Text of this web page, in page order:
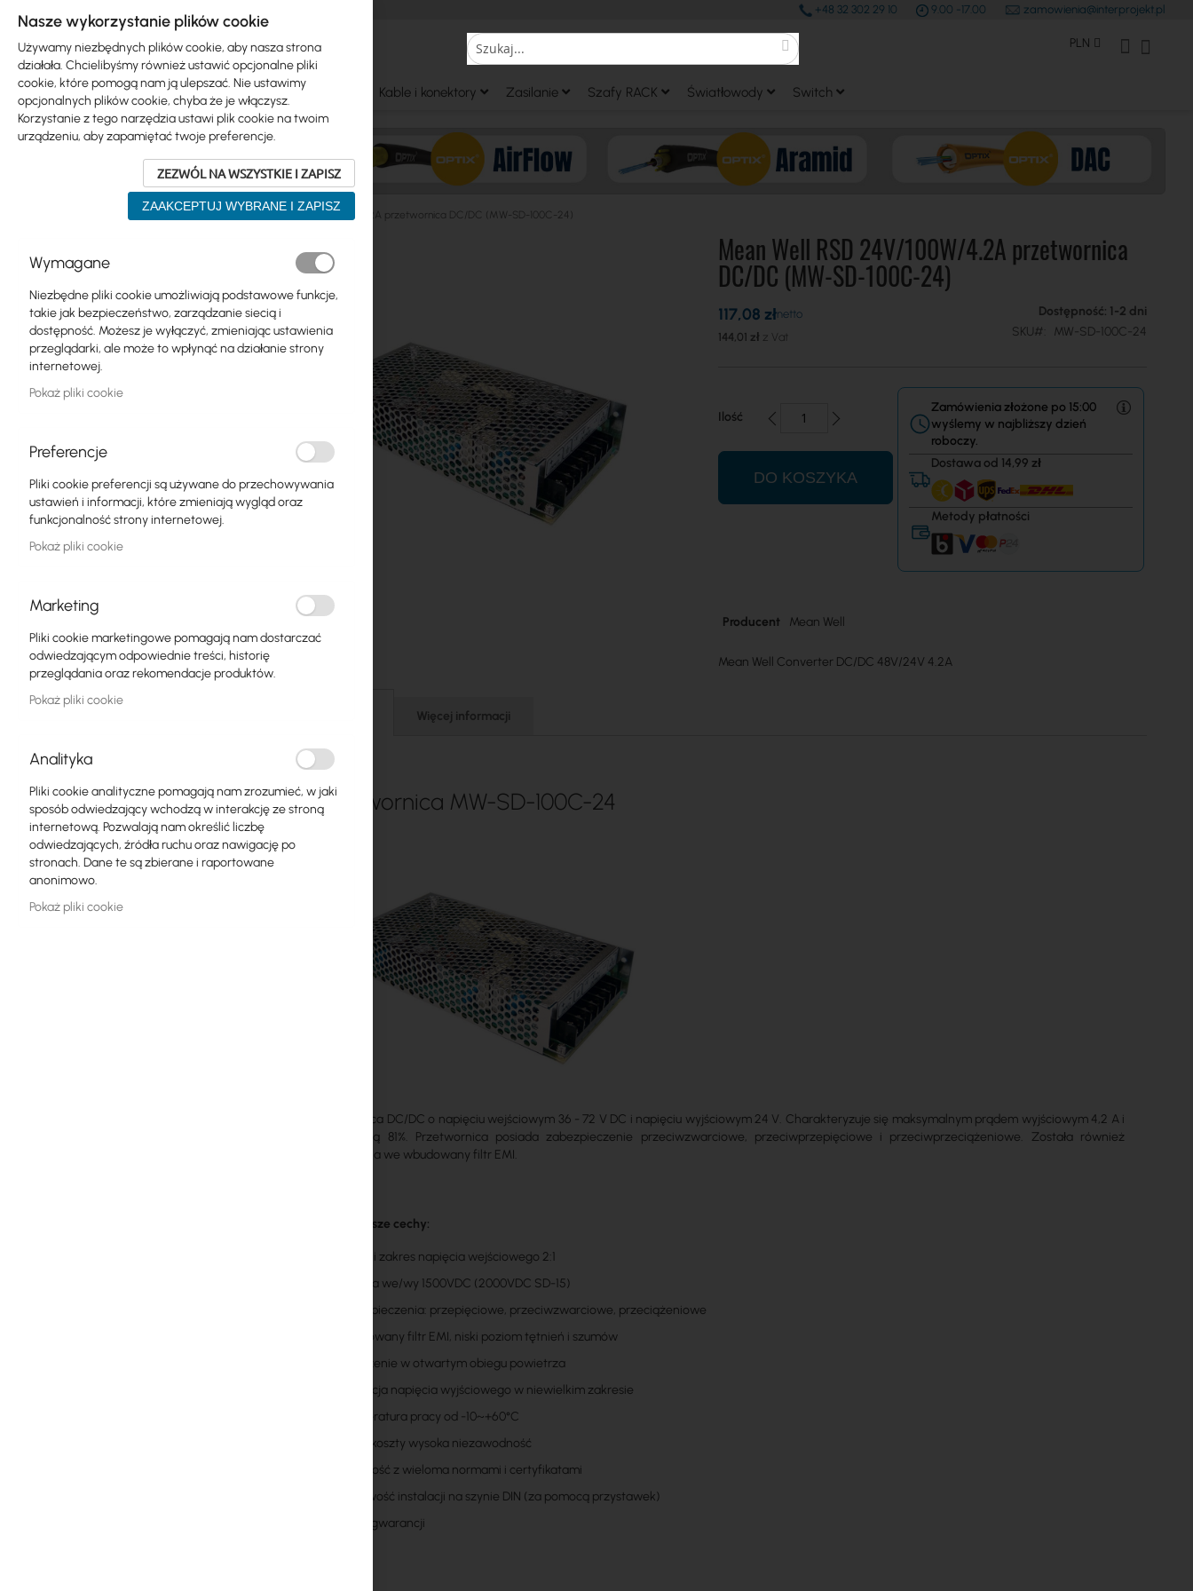
+48 32 302 29 10 9.00 -17.00 zamowienia@interprojekt.pl
Search
Search Waluta
PLN Konto Klienta
Ubiquiti Mikrotik WiFi & SOHO Kable i konektory Zasilanie Szafy RACK Światłowody Switch
Producenci Mean Well RSD 24V/100W/4.2A przetwornica DC/DC (MW-SD-100C-24)
Skip
product
list
Ubiquiti
Mikrotik
WiFi & SOHO
Anteny
Switch
Punkty dostępowe
Kable koncentryczne
Zasilanie
GPON
Kable LAN
Routery LAN
Licencje MikroTik
Monitoring, Smart Home IoT
Zewnętrzne urządzenia WiFi
na
galerii
Przejdź
na
Mean Well RSD 24V/100W/4.2A przetwornica
DC/DC (MW-SD-100C-24)
144,01 zł
117,08 zł
Dostępność: 1-2 dni
SKU
MW-SD-100C-24
Ilość
DO KOSZYKA
Zamówienia złożone po 15:00
wyślemy w najbliższy dzień
roboczy.
Dostawa od 14,99 zł
Metody płatności
Więcej
Producent Mean Well
Mean Well Converter DC/DC 48V/24V 4.2A
Więcej informacji
Przetwornica MW-SD-100C-24
Przetwornica DC/DC o napięciu wejściowym 36 - 72 V DC i napięciu wyjściowym 24 V. Charakteryzuje się maksymalnym prądem wyjściowym 4,2 A i
sprawnością 81%. Przetwornica posiada zabezpieczenie przeciwzwarciowe, przeciwprzepięciowe i przeciwprzeciążeniowe. Została również
wyposażona we wbudowany filtr EMI.
Najważniejsze cechy:
szeroki zakres napięcia wejściowego 2:1
izolacja we/wy 1500VDC (2000VDC SD-15)
zabezpieczenia: przepięciowe, przeciwzwarciowe, przeciążeniowe
wbudowany filtr EMI, niski poziom tętnień i szumów
chłodzenie w otwartym obiegu powietrza
regulacja napięcia wyjściowego w niewielkim zakresie
temperatura pracy od -10~+60°C
niskie koszty wysoka niezawodność
zgodność z wieloma normami i certyfikatami
możliwość instalacji na szynie DIN (za pomocą przystawek)
2 lata gwarancji
Nasze wykorzystanie plików cookie
Używamy niezbędnych plików cookie, aby nasza strona
działała. Chcielibyśmy również ustawić opcjonalne pliki
cookie, które pomogą nam ją ulepszać. Nie ustawimy
opcjonalnych plików cookie, chyba że je włączysz.
Korzystanie z tego narzędzia ustawi plik cookie na twoim
urządzeniu, aby zapamiętać twoje preferencje.
ZEZWÓL NA WSZYSTKIE I ZAPISZ
ZAAKCEPTUJ WYBRANE I ZAPISZ
Wymagane
Niezbędne pliki cookie umożliwiają podstawowe funkcje,
takie jak bezpieczeństwo, zarządzanie siecią i
dostępność. Możesz je wyłączyć, zmieniając ustawienia
przeglądarki, ale może to wpłynąć na działanie strony
internetowej.
Pokaż pliki cookie
Preferencje
Pliki cookie preferencji są używane do przechowywania
ustawień i informacji, które zmieniają wygląd oraz
funkcjonalność strony internetowej.
Pokaż pliki cookie
Marketing
Pliki cookie marketingowe pomagają nam dostarczać
odwiedzającym odpowiednie treści, historię
przeglądania oraz rekomendacje produktów.
Pokaż pliki cookie
Analityka
Pliki cookie analityczne pomagają nam zrozumieć, w jaki
sposób odwiedzający wchodzą w interakcję ze stroną
internetową. Pozwalają nam określić liczbę
odwiedzających, źródła ruchu oraz nawigację po
stronach. Dane te są zbierane i raportowane
anonimowo.
Pokaż pliki cookie